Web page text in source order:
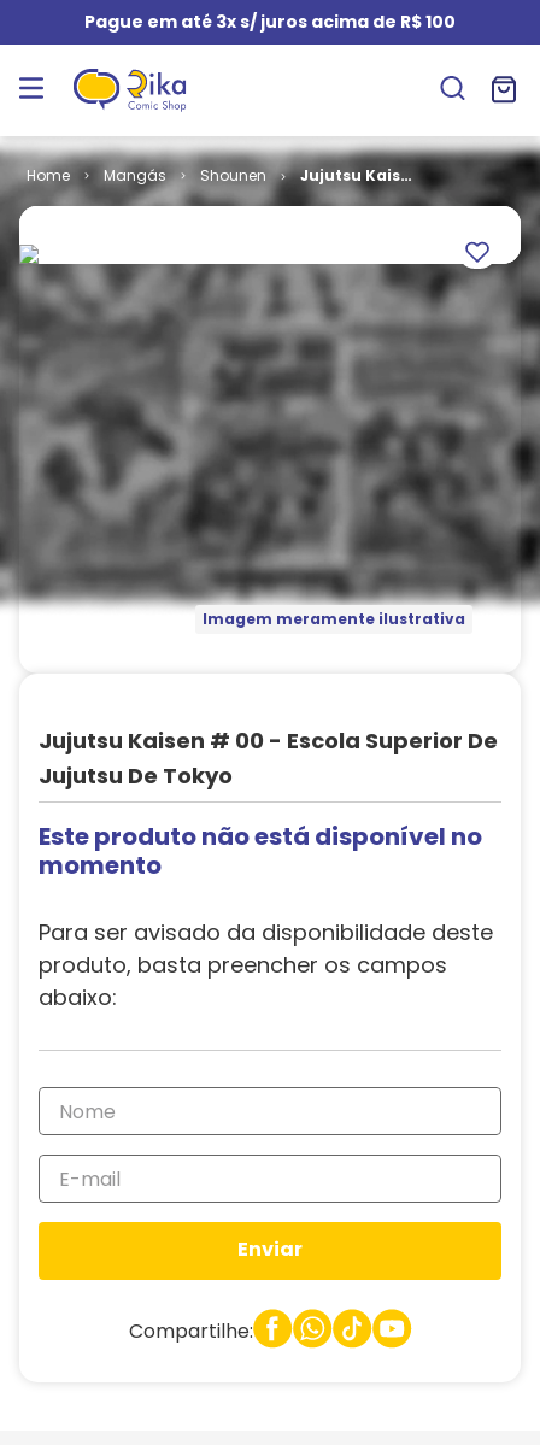
Pague em até 3x s/ juros acima de R$ 100
Mangás Shounen
Jujutsu Kaisen
# 00 - Escola
Tokyo
Imagem meramente ilustrativa
Jujutsu Kaisen # 00 - Escola Superior De
Jujutsu De Tokyo
Este produto não está disponível no
momento
Para ser avisado da disponibilidade deste
produto, basta preencher os campos
abaixo:
Enviar
Compartilhe: